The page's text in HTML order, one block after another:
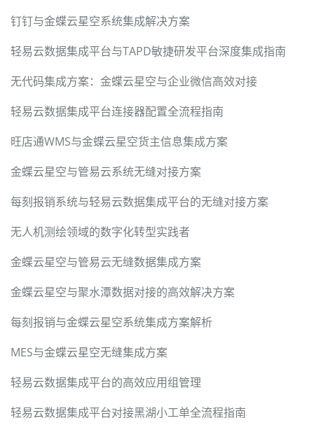
钉钉与金蝶云星空系统集成解决方案
轻易云数据集成平台与TAPD敏捷研发平台深度集成指南
无代码集成方案：金蝶云星空与企业微信高效对接
轻易云数据集成平台连接器配置全流程指南
旺店通WMS与金蝶云星空货主信息集成方案
金蝶云星空与管易云系统无缝对接方案
每刻报销系统与轻易云数据集成平台的无缝对接方案
无人机测绘领域的数字化转型实践者
金蝶云星空与管易云无缝数据集成方案
金蝶云星空与聚水潭数据对接的高效解决方案
每刻报销与金蝶云星空系统集成方案解析
MES与金蝶云星空无缝集成方案
轻易云数据集成平台的高效应用组管理
轻易云数据集成平台对接黑湖小工单全流程指南